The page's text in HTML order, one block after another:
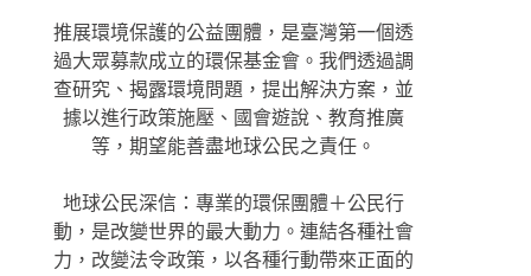
推展環境保護的公益團體，是臺灣第一個透
過大眾募款成立的環保基金會。我們透過調
查研究、揭露環境問題，提出解決方案，並
據以進行政策施壓、國會遊說、教育推廣
等，期望能善盡地球公民之責任。
地球公民深信：專業的環保團體＋公民行
動，是改變世界的最大動力。連結各種社會
力，改變法令政策，以各種行動帶來正面的